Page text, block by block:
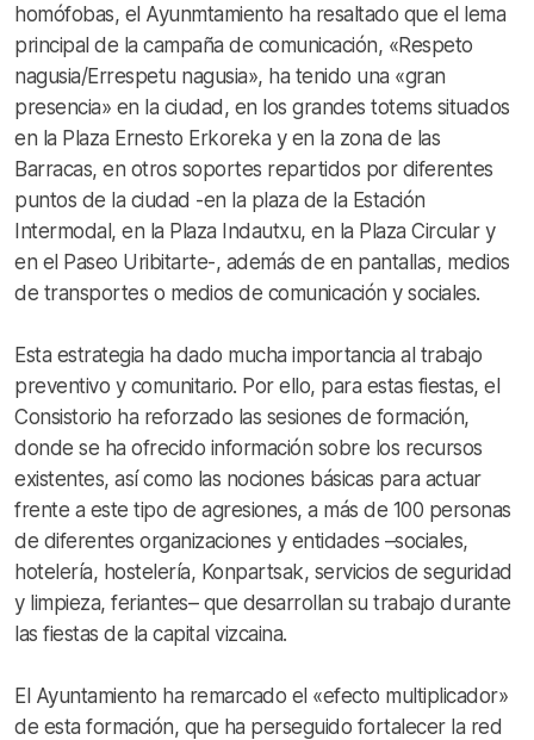
homófobas, el Ayunmtamiento ha resaltado que el lema
principal de la campaña de comunicación, «Respeto
nagusia/Errespetu nagusia», ha tenido una «gran
presencia» en la ciudad, en los grandes totems situados
en la Plaza Ernesto Erkoreka y en la zona de las
Barracas, en otros soportes repartidos por diferentes
puntos de la ciudad -en la plaza de la Estación
Intermodal, en la Plaza Indautxu, en la Plaza Circular y
en el Paseo Uribitarte-, además de en pantallas, medios
de transportes o medios de comunicación y sociales.
Esta estrategia ha dado mucha importancia al trabajo
preventivo y comunitario. Por ello, para estas fiestas, el
Consistorio ha reforzado las sesiones de formación,
donde se ha ofrecido información sobre los recursos
existentes, así como las nociones básicas para actuar
frente a este tipo de agresiones, a más de 100 personas
de diferentes organizaciones y entidades –sociales,
hotelería, hostelería, Konpartsak, servicios de seguridad
y limpieza, feriantes– que desarrollan su trabajo durante
las fiestas de la capital vizcaina.
El Ayuntamiento ha remarcado el «efecto multiplicador»
de esta formación, que ha perseguido fortalecer la red